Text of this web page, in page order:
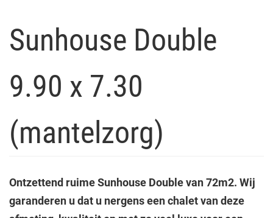
Sunhouse Double
9.90 x 7.30
(mantelzorg)
Ontzettend ruime Sunhouse Double van 72m2. Wij
garanderen u dat u nergens een chalet van deze